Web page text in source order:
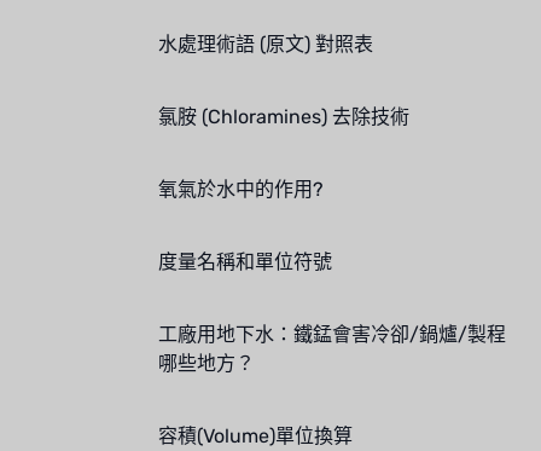
水處理術語 (原文) 對照表
氯胺 (Chloramines) 去除技術
氧氣於水中的作用?
度量名稱和單位符號
工廠用地下水：鐵錳會害冷卻/鍋爐/製程
哪些地方？
容積(Volume)單位換算